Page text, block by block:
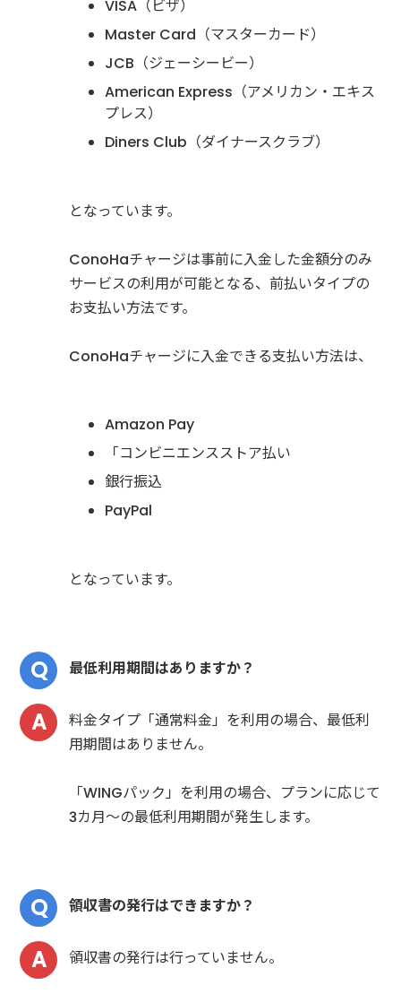
VISA（ビザ）
Master Card（マスターカード）
JCB（ジェーシービー）
American Express（アメリカン・エキス
プレス）
Diners Club（ダイナースクラブ）
となっています。
ConoHaチャージは事前に入金した金額分のみ
サービスの利用が可能となる、前払いタイプの
お支払い方法です。
ConoHaチャージに入金できる支払い方法は、
Amazon Pay
「コンビニエンスストア払い
銀行振込
PayPal
となっています。
最低利用期間はありますか？
料金タイプ「通常料金」を利用の場合、最低利
用期間はありません。
「WINGパック」を利用の場合、プランに応じて
3カ月～の最低利用期間が発生します。
領収書の発行はできますか？
領収書の発行は行っていません。